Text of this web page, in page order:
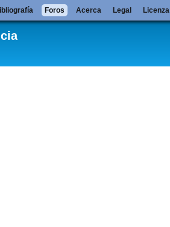
Foros Acerca Legal Licenza